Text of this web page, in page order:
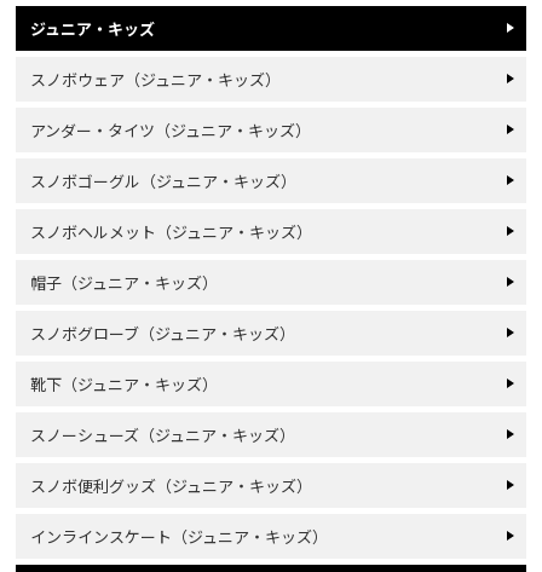
ジュニア・キッズ
スノボウェア（ジュニア・キッズ）
アンダー・タイツ（ジュニア・キッズ）
スノボゴーグル（ジュニア・キッズ）
スノボヘルメット（ジュニア・キッズ）
帽子（ジュニア・キッズ）
スノボグローブ（ジュニア・キッズ）
靴下（ジュニア・キッズ）
スノーシューズ（ジュニア・キッズ）
スノボ便利グッズ（ジュニア・キッズ）
インラインスケート（ジュニア・キッズ）